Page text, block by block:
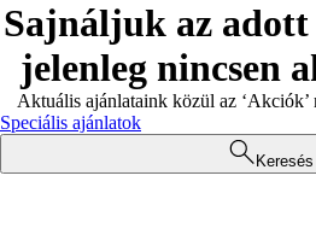
Sajnáljuk az
jelenleg nincsen
Aktuális ajánlataink közül az ‘Akciók’
Speciális ajánlatok
Keresés